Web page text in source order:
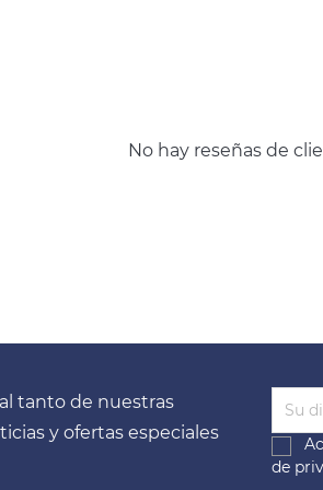
No hay reseñas de
tanto de nuestras
y ofertas especiales
de